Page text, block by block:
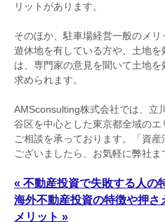
リットがあります。
そのほか、駐車場経営一般のメリ
遊休地を有している方や、土地
は、専門家の意見を聞いて土地
求められます。
AMSconsulting株式会社では、立
谷区を中心とした東京都全域の
ご相談を承っております。「資
ございましたら、お気軽に弊社ま
« 不動産投資で失敗する人の
海外不動産投資の特徴や押
メリット »